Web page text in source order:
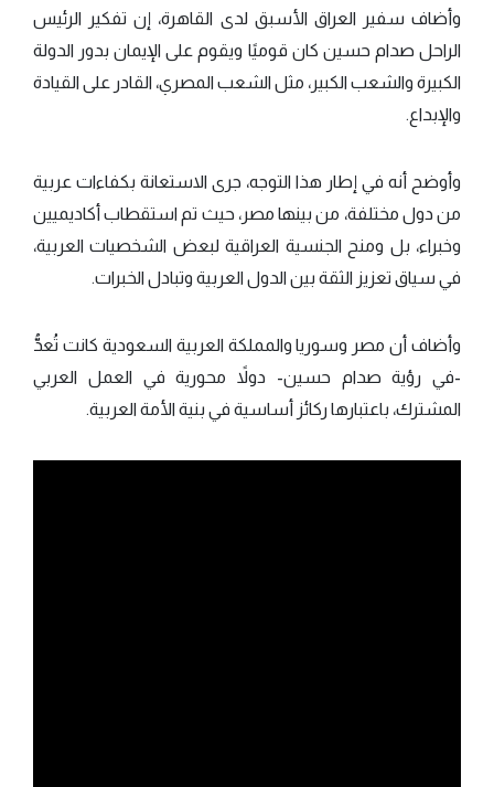
وأضاف سفير العراق الأسبق لدى القاهرة، إن تفكير الرئيس
الراحل صدام حسين كان قوميًا ويقوم على الإيمان بدور الدولة
الكبيرة والشعب الكبير، مثل الشعب المصري، القادر على القيادة
والإبداع.
وأوضح أنه في إطار هذا التوجه، جرى الاستعانة بكفاءات عربية
من دول مختلفة، من بينها مصر، حيث تم استقطاب أكاديميين
وخبراء، بل ومنح الجنسية العراقية لبعض الشخصيات العربية،
في سياق تعزيز الثقة بين الدول العربية وتبادل الخبرات.
وأضاف أن مصر وسوريا والمملكة العربية السعودية كانت تُعدُّ
-في رؤية صدام حسين- دولاً محورية في العمل العربي
المشترك، باعتبارها ركائز أساسية في بنية الأمة العربية.